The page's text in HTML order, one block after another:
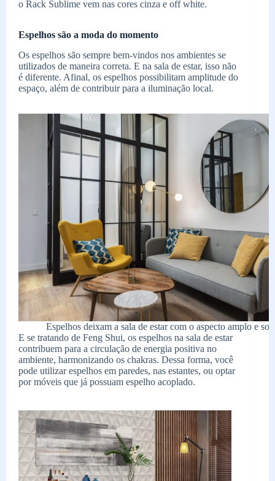
o Rack Sublime vem nas cores cinza e off white.
Espelhos são a moda do momento
Os espelhos são sempre bem-vindos nos ambientes se
utilizados de maneira correta. E na sala de estar, isso não
é diferente. Afinal, os espelhos possibilitam amplitude do
espaço, além de contribuir para a iluminação local.
Espelhos deixam a sala de estar com o aspecto amplo e
E se tratando de Feng Shui, os espelhos na sala de estar
contribuem para a circulação de energia positiva no
ambiente, harmonizando os chakras. Dessa forma, você
pode utilizar espelhos em paredes, nas estantes, ou optar
por móveis que já possuam espelho acoplado.